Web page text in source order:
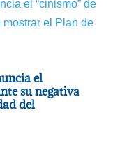
el
su negativa
del